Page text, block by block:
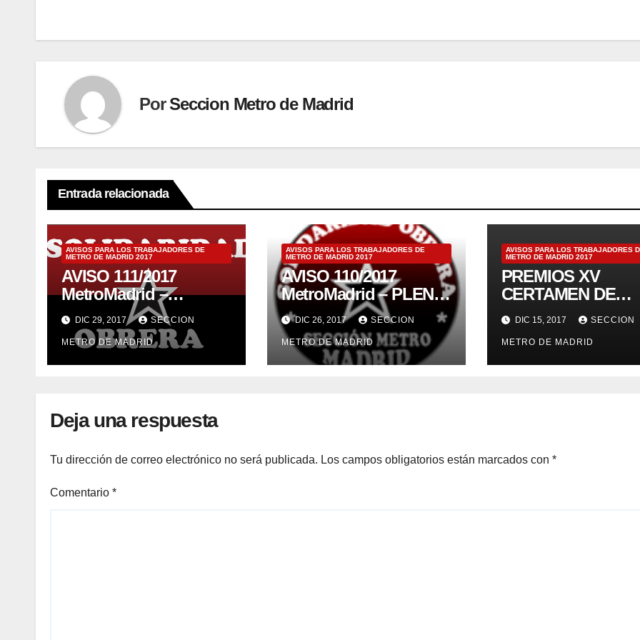
PorSeccion Metro de Madrid
Entrada relacionada
AVISOS PARA LOS TRABAJADORES DE
METRO DE MADRID 2017
AVISO 111/2017
MetroMadrid –
UNIFORMES Y
SANCIONES
DIC 29, 2017 SECCION
METRO DE MADRID
AVISOS PARA LOS TRABAJADORES DE
METRO DE MADRID 2017
AVISO 110/2017
MetroMadrid – PLENO
DEL COMITÉ DE
SEGURIDAD Y SALUD
20/12/17
DIC 26, 2017 SECCION
METRO DE MADRID
AVISOS PARA LOS TRABAJADORES
METRO DE MADRID 2017
PREMIOS XV
CERTAMEN DE
RELATO BREVE
RAIMUNDO
UN METRO DE
PALABRAS
DIC 15, 2017 SECCION
METRO DE MADRID
Deja una respuesta
Tu dirección de correo electrónico no será publicada. Los campos obligatorios están marcados con *
Comentario *